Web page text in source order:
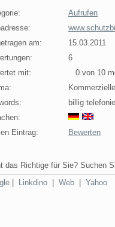
Aufrufen
am:
15.03.2011
6
mit:
0 von 10
billig
Eintrag:
Bewerten
das Richtige für Sie? Suchen
Linkdino Web Yahoo